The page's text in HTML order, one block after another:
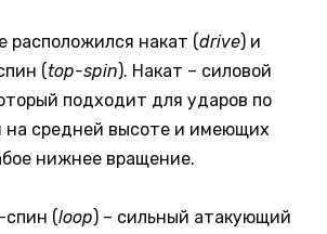
расположился накат (drive) и
(top-spin). Накат – силовой
подходит для ударов по
средней высоте и имеющих
нижнее вращение.
(loop) – сильный атакующий